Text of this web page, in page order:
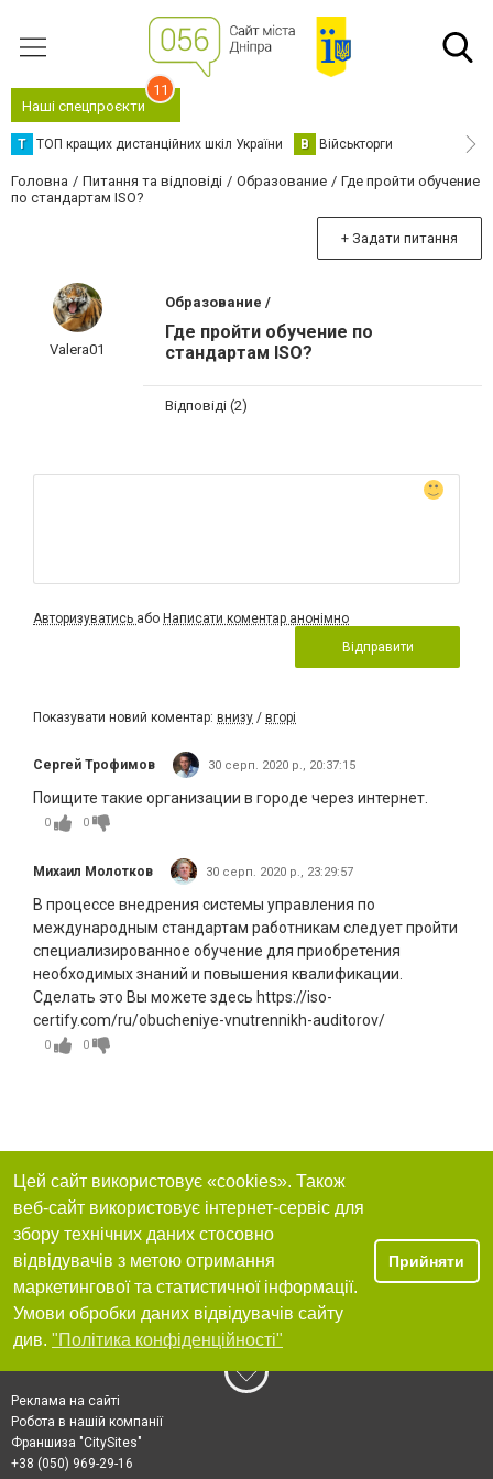
Наші спецпроєкти
11
Т ТОП кращих дистанційних шкіл України В Військторги
Головна Питання та відповіді Образование
Где пройти обучение
по стандартам ISO?
+ Задати питання
Valera01
Образование /
Где пройти обучение по
стандартам ISO?
Відповіді (2)
Авторизуватись або Написати коментар анонімно
Відправити
Показувати новий коментар: внизу / вгорі
Сергей Трофимов 30 серп. 2020 р., 20:37:15
Поищите такие организации в городе через интернет.
0 0
Михаил Молотков 30 серп. 2020 р., 23:29:57
В процессе внедрения системы управления по
международным стандартам работникам следует пройти
специализированное обучение для приобретения
необходимых знаний и повышения квалификации.
Сделать это Вы можете здесь https://iso-
certify.com/ru/obucheniye-vnutrennikh-auditorov/
0 0
Цей сайт використовує «cookies». Також
веб-сайт використовує інтернет-сервіс для
збору технічних даних стосовно
відвідувачів з метою отримання
маркетингової та статистичної інформації.
Умови обробки даних відвідувачів сайту
див. "Політика конфіденційності"
Прийняти
Реклама на сайті
Робота в нашій компанії
Франшиза "CitySites"
+38 (050) 969-29-16